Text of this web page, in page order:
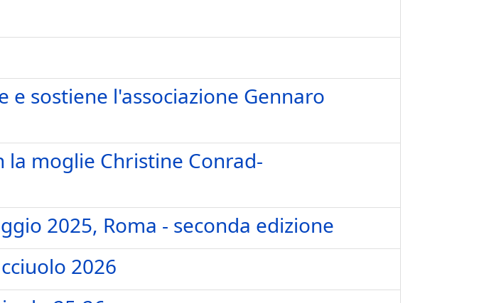
sostiene l'associazione Gennaro
la moglie Christine Conrad-
2025, Roma - seconda edizione
2026